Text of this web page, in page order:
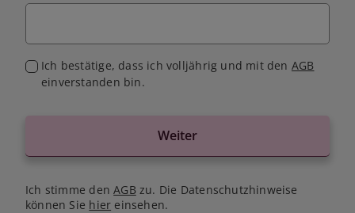
Ich bestätige, dass ich volljährig und mit den AGB
einverstanden bin.
Weiter
Ich stimme denAGB zu. Die Datenschutzhinweise
können Sie hier einsehen.